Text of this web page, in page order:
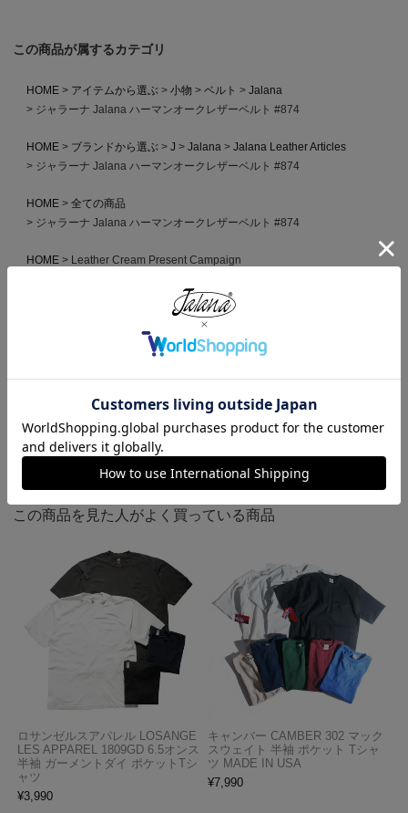
この商品が属するカテゴリ
HOME アイテムから選ぶ 小物 ベルト
Jalana
ジャラーナ Jalana ハーマンオークレザーベルト #874
HOME ブランドから選ぶ J Jalana
Jalana Leather Articles
ジャラーナ Jalana ハーマンオークレザーベルト #874
HOME
全ての商品
ジャラーナ Jalana ハーマンオークレザーベルト #874
HOME
Leather Cream Present Campaign
ギフトラッピング対応商品
ジャラーナ Jalana ハーマンオークレザーベルト #874
HOME
MADE IN JAPAN
ジャラーナ Jalana ハーマンオークレザーベルト #874
この商品を見た人がよく買っている商品
ロサンゼルスアパレル LOSANGE
LES APPAREL 1809GD 6.5オンス
半袖 ガーメントダイ ポケットTシ
ャツ
¥3,990
キャンバー CAMBER 302 マック
スウェイト 半袖 ポケット Tシャ
ツ MADE IN USA
¥7,990